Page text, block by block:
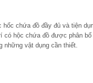
hốc chứa đồ đầy đủ và tiện
có hộc chứa đồ được phân
những vật dụng cần thiết.